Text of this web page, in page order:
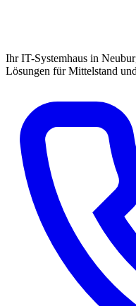
Ihr IT-Systemhaus in
Lösungen für Mittelstand